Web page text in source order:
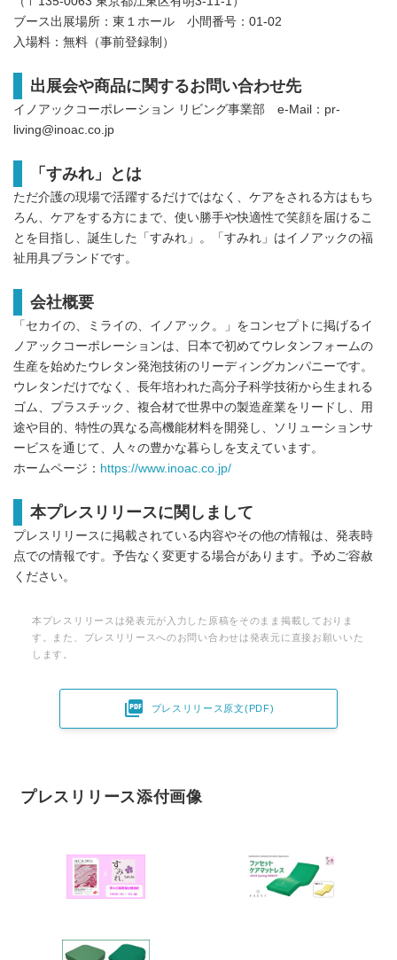
ブース出展場所：東１ホール 小間番号：01-02
⼊場料：無料（事前登録制）
出展会や商品に関するお問い合わせ先
イノアックコーポレーション リビング事業部 e-Mail：pr-
living@inoac.co.jp
「すみれ」とは
ただ介護の現場で活躍するだけではなく、ケアをされる方はもち
ろん、ケアをする方にまで、使い勝手や快適性で笑顔を届けるこ
とを目指し、誕生した「すみれ」。「すみれ」はイノアックの福
祉用具ブランドです。
会社概要
「セカイの、ミライの、イノアック。」をコンセプトに掲げるイ
ノアックコーポレーションは、日本で初めてウレタンフォームの
生産を始めたウレタン発泡技術のリーディングカンパニーです。
ウレタンだけでなく、長年培われた高分子科学技術から生まれる
ゴム、プラスチック、複合材で世界中の製造産業をリードし、用
途や目的、特性の異なる高機能材料を開発し、ソリューションサ
ービスを通じて、人々の豊かな暮らしを支えています。
ホームページ： https://www.inoac.co.jp/
本プレスリリースに関しまして
プレスリリースに掲載されている内容やその他の情報は、発表時
点での情報です。予告なく変更する場合があります。予めご容赦
ください。
本プレスリリースは発表元が入力した原稿をそのまま掲載しておりま
す。また、プレスリリースへのお問い合わせは発表元に直接お願いいた
します。
 プレスリリース原文(PDF)
プレスリリース添付画像